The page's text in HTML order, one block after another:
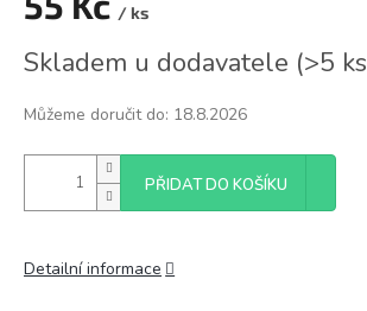
/ ks
cena:
Skladem u dodavatele (>5 ks
Můžeme doručit do: 18.8.2026
PŘIDAT DO KOŠÍKU
Detailní informace